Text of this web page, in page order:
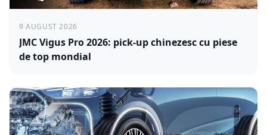
9 AUGUST 2026
JMC Vigus Pro 2026: pick-up chinezesc cu piese
de top mondial